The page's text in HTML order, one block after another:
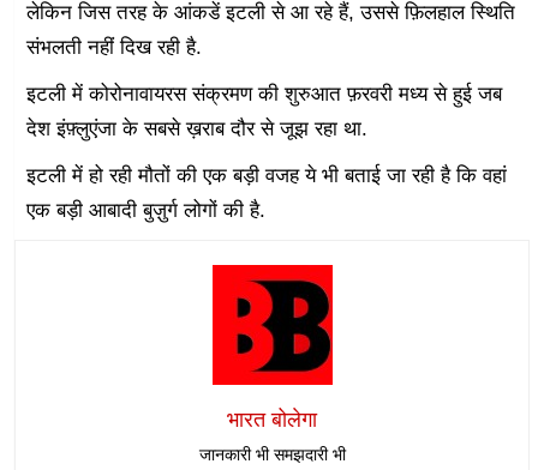
लेकिन जिस तरह के आंकडें इटली से आ रहे हैं, उससे फ़िलहाल स्थिति
संभलती नहीं दिख रही है.
इटली में कोरोनावायरस संक्रमण की शुरुआत फ़रवरी मध्य से हुई जब
देश इंफ़्लुएंजा के सबसे ख़राब दौर से जूझ रहा था.
इटली में हो रही मौतों की एक बड़ी वजह ये भी बताई जा रही है कि वहां
एक बड़ी आबादी बुज़ुर्ग लोगों की है.
भारत बोलेगा
जानकारी भी समझदारी भी